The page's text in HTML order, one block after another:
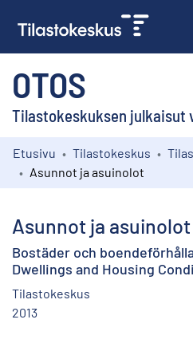
OTOS
Tilastokeskuksen julkaisut
Kokoelmat
Etusivu Tilastokeskus
Asunnot ja asuinolot
Asunnot ja asuinolot
Bostäder och
Dwellings and Housing
Tilastokeskus
2013